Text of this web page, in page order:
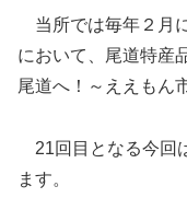
当所では毎年２月
において、尾道特産
尾道へ！～ええもん
21回目となる今回
ます。